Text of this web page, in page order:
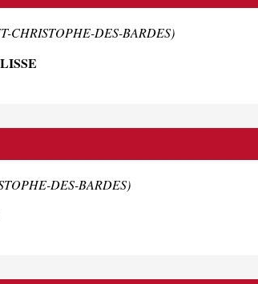
CHRISTOPHE-DES-BARDES)
DES-BARDES)